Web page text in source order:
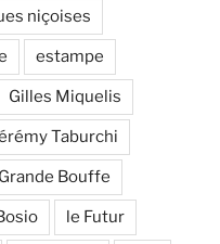
niçoises
estampe
Gilles Miquelis
Taburchi
Bouffe
le Futur